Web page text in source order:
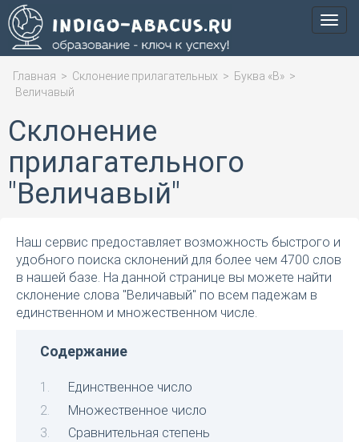
Меню
Главная > Склонение прилагательных > Буква «В» >
Величавый
Склонение
прилагательного
"Величавый"
Наш сервис предоставляет возможность быстрого и
удобного поиска склонений для более чем 4700 слов
в нашей базе. На данной странице вы можете найти
склонение слова "Величавый" по всем падежам в
единственном и множественном числе.
Содержание
Единственное число
Множественное число
Сравнительная степень